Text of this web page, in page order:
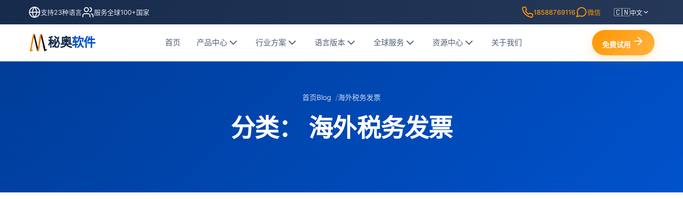
支持23种语言 服务全球100+国家 18588769116 微信 🇨🇳中文
秘奥软件 首页 产品中心 行业方案 语言版本 全球服务 资源中心 关于我们 免费试用
首页Blog 海外税务发票
分类： 海外税务发票